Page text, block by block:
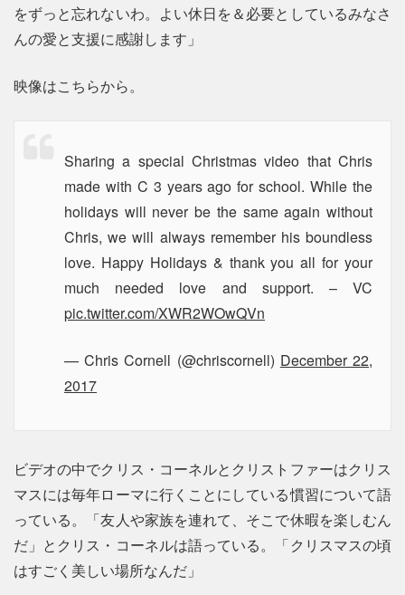
をずっと忘れないわ。よい休日を＆必要としているみなさ
んの愛と支援に感謝します」
映像はこちらから。
Sharing a special Christmas video that Chris
made with C 3 years ago for school. While the
holidays will never be the same again without
Chris, we will always remember his boundless
love. Happy Holidays & thank you all for your
much needed love and support. – VC
pic.twitter.com/XWR2WOwQVn
— Chris Cornell (@chriscornell) December 22,
2017
ビデオの中でクリス・コーネルとクリストファーはクリス
マスには毎年ローマに行くことにしている慣習について語
っている。「友人や家族を連れて、そこで休暇を楽しむん
だ」とクリス・コーネルは語っている。「クリスマスの頃
はすごく美しい場所なんだ」